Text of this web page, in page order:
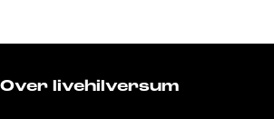
Over livehilversum